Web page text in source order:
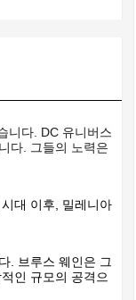
니다. DC 유니버스
다. 그들의 노력은
대 이후, 밀레니아
. 브루스 웨인은 그
인 규모의 공격으